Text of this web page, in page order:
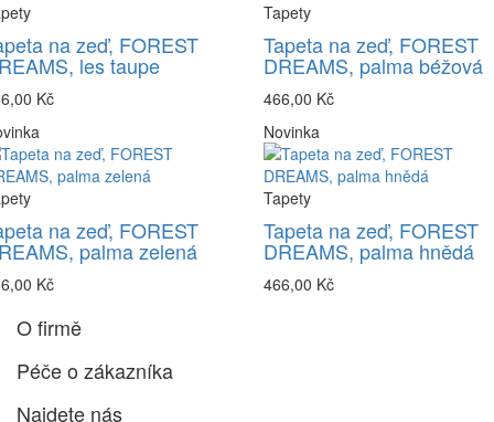
na zeď, FOREST
les taupe
Kč
Tapety
Tapeta na zeď, FOREST
DREAMS, palma béžová
466,00 Kč
na zeď, FOREST
palma zelená
Kč
Novinka
Tapety
Tapeta na zeď, FOREST
DREAMS, palma hnědá
466,00 Kč
O firmě
Péče o zákazníka
Najdete nás